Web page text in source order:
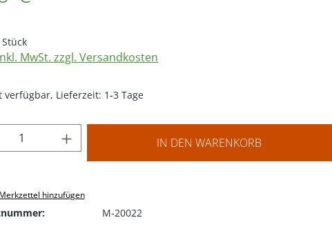
Stück
MwSt. zzgl. Versandkosten
verfügbar, Lieferzeit: 1-3 Tage
Anzahl: Gib den gewünschten Wert
IN DEN WARENKORB
hinzufügen
M-20022